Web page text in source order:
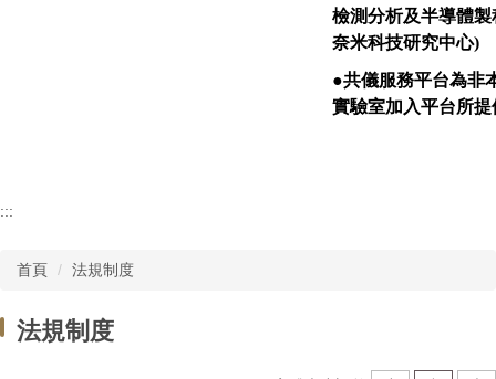
檢測分析及半導體
奈米科技研究中心)
●共儀服務平台為非
實驗室加入平台所
:::
首頁 法規制度
法規制度